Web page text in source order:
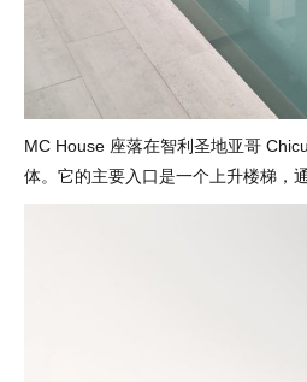
MC House 座落在智利圣地亚哥
体。它的主要入口是一个上升楼梯，